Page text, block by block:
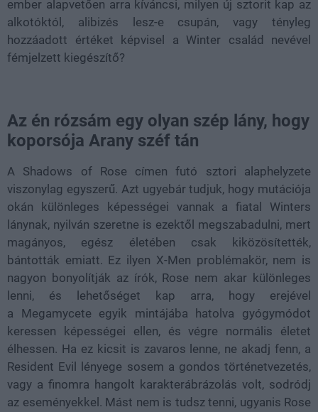
ember alapvetően arra kíváncsi, milyen új sztorit kap az
alkotóktól, alibizés lesz-e csupán, vagy tényleg
hozzáadott értéket képvisel a Winter család nevével
fémjelzett kiegészítő?
Az én rózsám egy olyan szép lány, hogy
koporsója Arany széf tán
A Shadows of Rose címen futó sztori alaphelyzete
viszonylag egyszerű. Azt ugyebár tudjuk, hogy mutációja
okán különleges képességei vannak a fiatal Winters
lánynak, nyilván szeretne is ezektől megszabadulni, mert
magányos, egész életében csak kiközösítették,
bántották emiatt. Ez ilyen X-Men problémakör, nem is
nagyon bonyolítják az írók, Rose nem akar különleges
lenni, és lehetőséget kap arra, hogy erejével
a Megamycete egyik mintájába hatolva gyógymódot
keressen képességei ellen, és végre normális életet
élhessen. Ha ez kicsit is zavaros lenne, ne akadj fenn, a
Resident Evil lényege sosem a gondos történetvezetés,
vagy a finomra hangolt karakterábrázolás volt, sodródj
az eseményekkel. Mást nem is tudsz tenni, ugyanis Rose